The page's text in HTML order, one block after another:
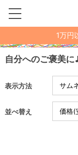
1万円
自分へのご褒美に
表示方法
並べ替え